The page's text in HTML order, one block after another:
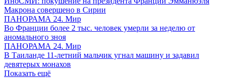
Макрона совершено в Сирии
ПАНОРАМА 24. Мир
Во Франции более 2 тыс. человек умерли за неделю от
аномального зноя
ПАНОРАМА 24. Мир
В Таиланде 11-летний мальчик угнал машину и задавил
девятерых монахов
Показать ещё